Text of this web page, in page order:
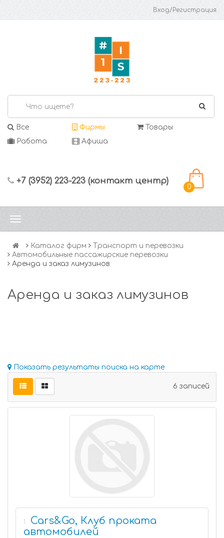
Вход/Регистрация
Все Фирмы
Товары
Работа
Афиша
+7 (3952) 223-223 (контакт центр)
0
Каталог фирм
Транспорт и перевозки
Автомобильные пассажирские перевозки
Аренда и заказ лимузинов
Аренда и заказ лимузинов
Показать результаты поиска на карте
6 записей
1
Cars&Go, Клуб проката
автомобилей